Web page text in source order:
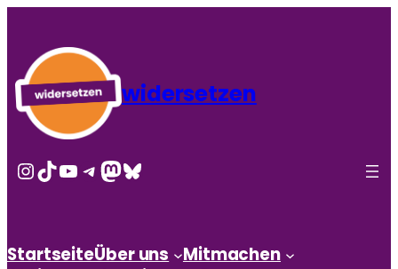
widersetzen
Instagram
TikTok
YouTube
Telegram
Mastodon
Bluesky
StartseiteÜber uns
Mitmachen